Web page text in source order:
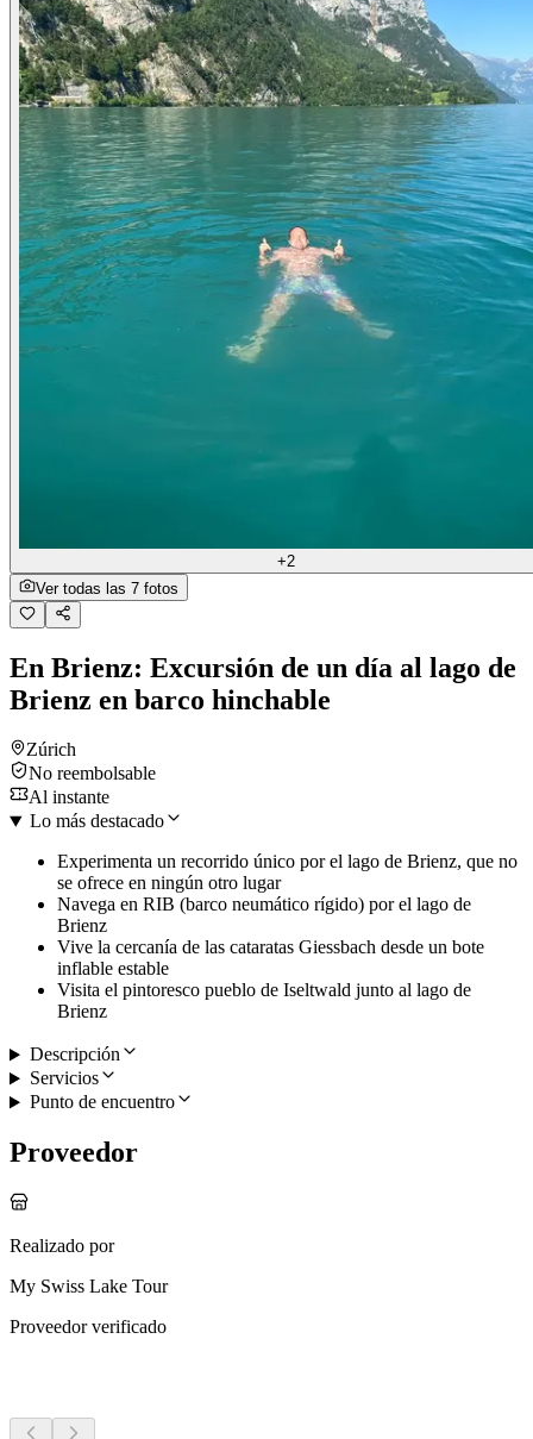
+2
Ver todas las 7 fotos
En Brienz: Excursión de un día al lago de
Brienz en barco hinchable
Zúrich
No reembolsable
Al instante
Lo más destacado
Experimenta un recorrido único por el lago de Brienz, que no
se ofrece en ningún otro lugar
Navega en RIB (barco neumático rígido) por el lago de
Brienz
Vive la cercanía de las cataratas Giessbach desde un bote
inflable estable
Visita el pintoresco pueblo de Iseltwald junto al lago de
Brienz
Descripción
Servicios
Punto de encuentro
Proveedor
Realizado por
My Swiss Lake Tour
Proveedor verificado